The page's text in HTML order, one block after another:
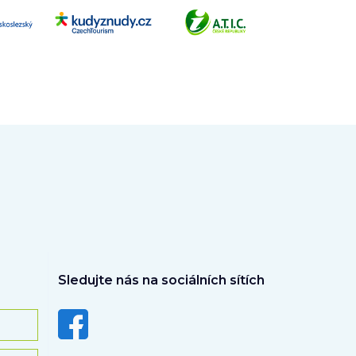
Sledujte nás na sociálních sítích